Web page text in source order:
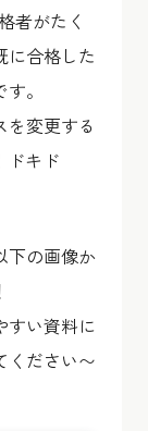
者がたく
に合格した
。
を変更する
ドキド
下の画像か
すい資料に
ください〜